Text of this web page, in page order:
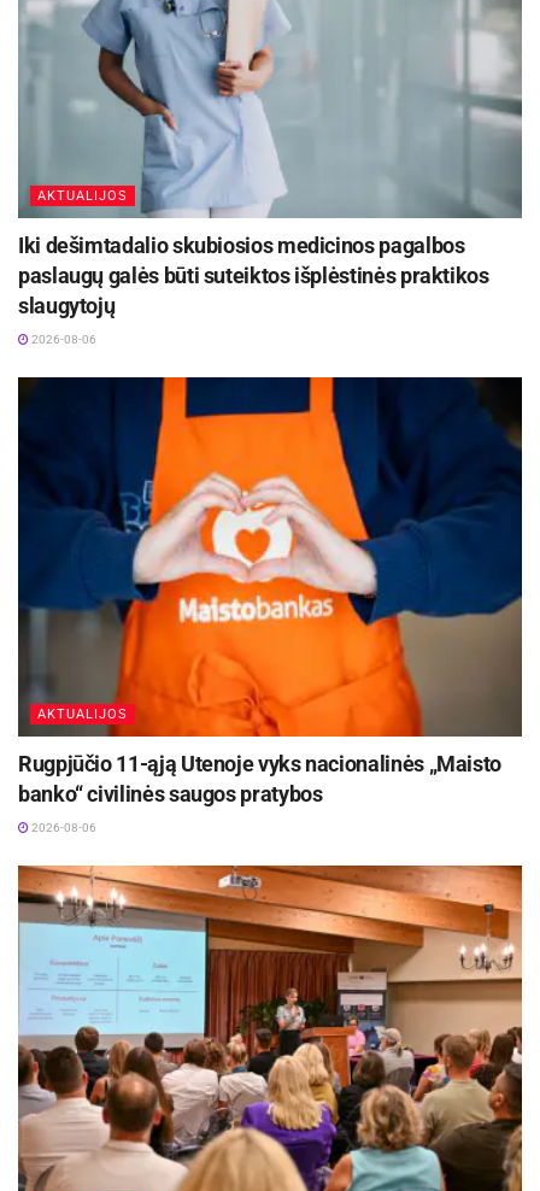
AKTUALIJOS
Iki dešimtadalio skubiosios medicinos pagalbos
paslaugų galės būti suteiktos išplėstinės praktikos
slaugytojų
2026-08-06
AKTUALIJOS
Rugpjūčio 11-ąją Utenoje vyks nacionalinės „Maisto
banko“ civilinės saugos pratybos
2026-08-06